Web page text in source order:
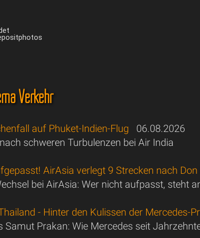
Verkehr
auf Phuket-Indien-Flug 06.08.2026
schweren Turbulenzen bei Air India
AirAsia verlegt 9 Strecken nach
bei AirAsia: Wer nicht aufpasst, steht
- Hinter den Kulissen der Mercedes-
Samut Prakan: Wie Mercedes seit